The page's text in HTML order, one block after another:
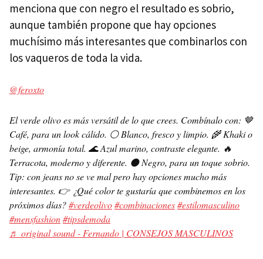
menciona que con negro el resultado es sobrio,
aunque también propone que hay opciones
muchísimo más interesantes que combinarlos con
los vaqueros de toda la vida.
@feroxto
El verde olivo es más versátil de lo que crees. Combínalo con: 🤎
Café, para un look cálido. ⚪ Blanco, fresco y limpio. 🌾 Khaki o
beige, armonía total. 🌊 Azul marino, contraste elegante. 🔥
Terracota, moderno y diferente. ⚫ Negro, para un toque sobrio.
Tip: con jeans no se ve mal pero hay opciones mucho más
interesantes. 👉 ¿Qué color te gustaría que combinemos en los
próximos días?#verdeolivo#combinaciones#estilomasculino
#mensfashion#tipsdemoda
♬ original sound - Fernando | CONSEJOS MASCULINOS